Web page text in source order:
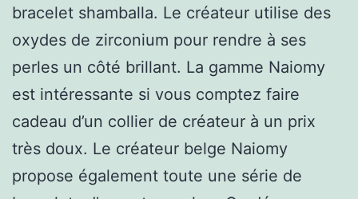
bracelet shamballa. Le créateur utilise des
oxydes de zirconium pour rendre à ses
perles un côté brillant. La gamme Naiomy
est intéressante si vous comptez faire
cadeau d’un collier de créateur à un prix
très doux. Le créateur belge Naiomy
propose également toute une série de